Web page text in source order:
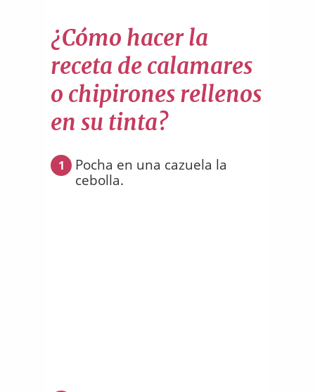
¿Cómo hacer la
receta de calamares
o chipirones rellenos
en su tinta?
1
Pocha en una cazuela la
cebolla.